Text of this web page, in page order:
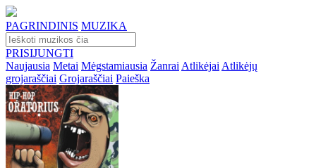
PAGRINDINIS MUZIKA
PRISIJUNGTI
Naujausia Metai Mėgstamiausia Žanrai Atlikėjai Atlikėjų
grojaraščiai Grojaraščiai Paieška